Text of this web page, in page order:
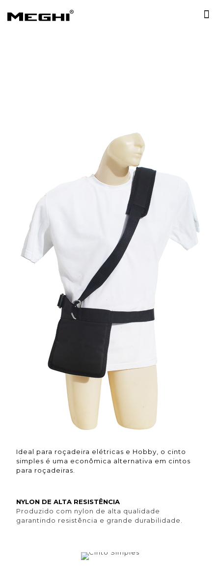
Ideal para roçadeira elétricas e Hobby, o cinto
simples é uma econômica alternativa em cintos
para roçadeiras.
NYLON DE ALTA RESISTÊNCIA
Produzido com nylon de alta qualidade
garantindo resistência e grande durabilidade.